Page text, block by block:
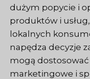
dużym popycie i
produktów i
lokalnych
napędza decyzje
mogą
marketingowe i